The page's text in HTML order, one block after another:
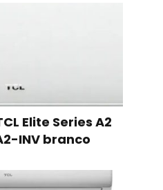
Elite Series A2
INV branco